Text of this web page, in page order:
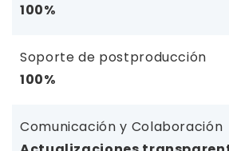
100%
Soporte de postproducción
100%
Comunicación y Colaboración